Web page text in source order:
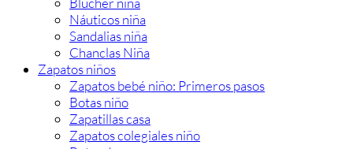
Náuticos niña
Sandalias niña
Chanclas Niña
Zapatos niños
Zapatos bebé niño: Primeros pasos
Botas niño
Zapatillas casa
Zapatos colegiales niño